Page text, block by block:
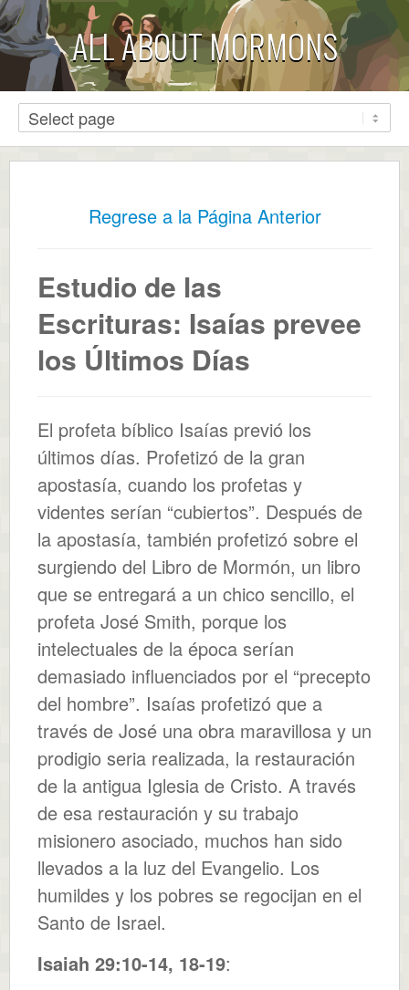
ALL ABOUT MORMONS
Regrese a la Página Anterior
Estudio de las
Escrituras: Isaías prevee
los Últimos Días
El profeta bíblico Isaías previó los
últimos días. Profetizó de la gran
apostasía, cuando los profetas y
videntes serían “cubiertos”. Después de
la apostasía, también profetizó sobre el
surgiendo del Libro de Mormón, un libro
que se entregará a un chico sencillo, el
profeta José Smith, porque los
intelectuales de la época serían
demasiado influenciados por el “precepto
del hombre”. Isaías profetizó que a
través de José una obra maravillosa y un
prodigio seria realizada, la restauración
de la antigua Iglesia de Cristo. A través
de esa restauración y su trabajo
misionero asociado, muchos han sido
llevados a la luz del Evangelio. Los
humildes y los pobres se regocijan en el
Santo de Israel.
Isaiah 29:10-14, 18-19: